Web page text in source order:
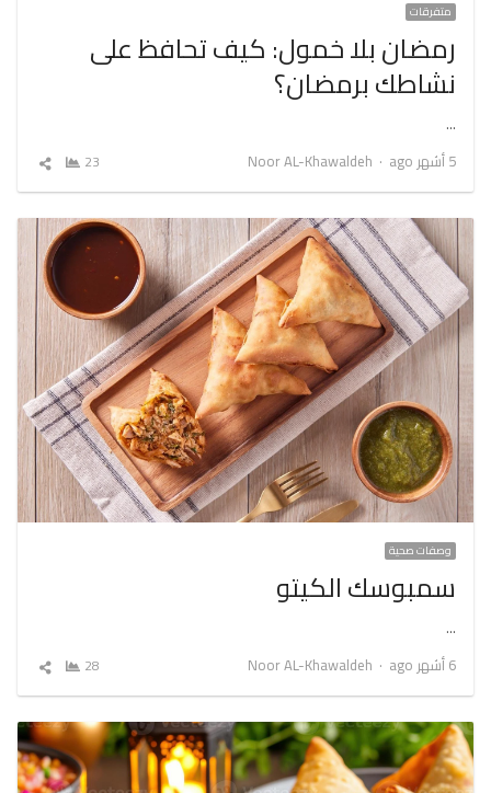
متفرقات
رمضان بلا خمول: كيف تحافظ على
نشاطك برمضان؟
…
5 أشهر ago
Author
Noor AL-Khawaldeh
23
شارك
وصفات صحية
سمبوسك الكيتو
…
6 أشهر ago
Author
Noor AL-Khawaldeh
28
شارك